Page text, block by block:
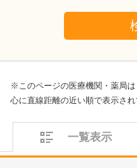
※このページの医療機関・薬局は
心に直線距離の近い順で表示さ
一覧表示